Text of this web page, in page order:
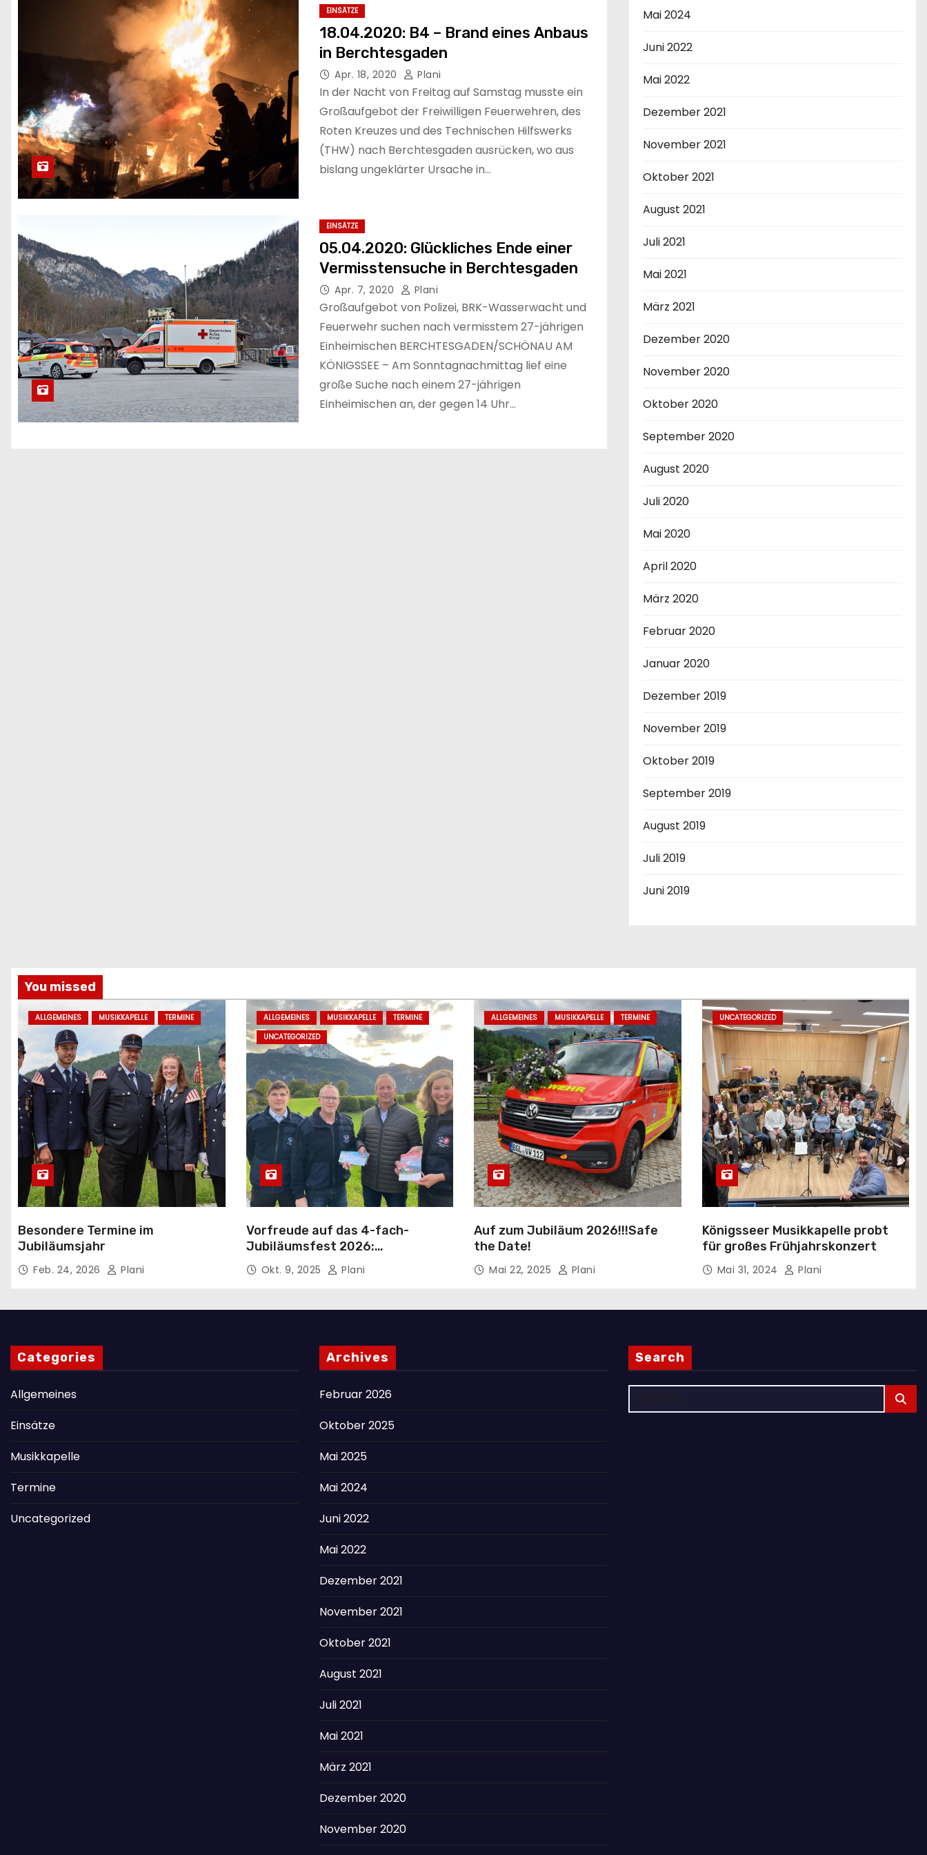
EINSÄTZE
18.04.2020: B4 – Brand eines Anbaus
in Berchtesgaden
Apr. 18, 2020 Plani
In der Nacht von Freitag auf Samstag musste ein
Großaufgebot der Freiwilligen Feuerwehren, des
Roten Kreuzes und des Technischen Hilfswerks
(THW) nach Berchtesgaden ausrücken, wo aus
bislang ungeklärter Ursache in…
EINSÄTZE
05.04.2020: Glückliches Ende einer
Vermisstensuche in Berchtesgaden
Apr. 7, 2020 Plani
Großaufgebot von Polizei, BRK-Wasserwacht und
Feuerwehr suchen nach vermisstem 27-jährigen
Einheimischen BERCHTESGADEN/SCHÖNAU AM
KÖNIGSSEE – Am Sonntagnachmittag lief eine
große Suche nach einem 27-jährigen
Einheimischen an, der gegen 14 Uhr…
Mai 2024
Juni 2022
Mai 2022
Dezember 2021
November 2021
Oktober 2021
August 2021
Juli 2021
Mai 2021
März 2021
Dezember 2020
November 2020
Oktober 2020
September 2020
August 2020
Juli 2020
Mai 2020
April 2020
März 2020
Februar 2020
Januar 2020
Dezember 2019
November 2019
Oktober 2019
September 2019
August 2019
Juli 2019
Juni 2019
You missed
ALLGEMEINES MUSIKKAPELLE TERMINE
Besondere Termine im
Jubiläumsjahr
Feb. 24, 2026 Plani
ALLGEMEINES MUSIKKAPELLE
TERMINE
UNCATEGORIZED
Vorfreude auf das 4-fach-
Jubiläumsfest 2026:
Ticketvorverkauf startet!
Okt. 9, 2025 Plani
ALLGEMEINES MUSIKKAPELLE TERMINE
Auf zum Jubiläum 2026!!!Safe
the Date!
Mai 22, 2025 Plani
UNCATEGORIZED
Königsseer Musikkapelle probt
für großes Frühjahrskonzert
Mai 31, 2024 Plani
Categories
Allgemeines
Einsätze
Musikkapelle
Termine
Uncategorized
Archives
Februar 2026
Oktober 2025
Mai 2025
Mai 2024
Juni 2022
Mai 2022
Dezember 2021
November 2021
Oktober 2021
August 2021
Juli 2021
Mai 2021
März 2021
Dezember 2020
November 2020
Search